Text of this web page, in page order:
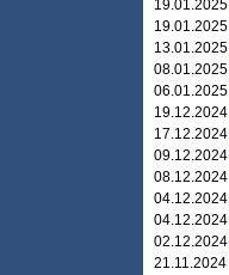
19.01.2025
19.01.2025
13.01.2025
08.01.2025
06.01.2025
19.12.2024
17.12.2024
09.12.2024
08.12.2024
04.12.2024
04.12.2024
02.12.2024
21.11.2024